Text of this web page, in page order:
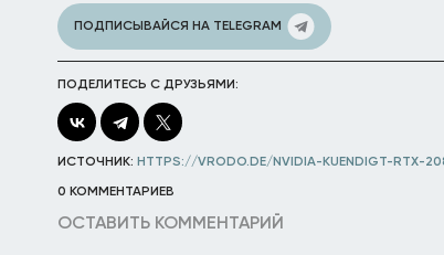
ПОДПИСЫВАЙСЯ НА TELEGRAM
ПОДЕЛИТЕСЬ С ДРУЗЬЯМИ:
ИСТОЧНИК: HTTPS://VRODO.DE/NVIDIA-KUENDIGT-RTX-
0 КОММЕНТАРИЕВ
ОСТАВИТЬ КОММЕНТАРИЙ